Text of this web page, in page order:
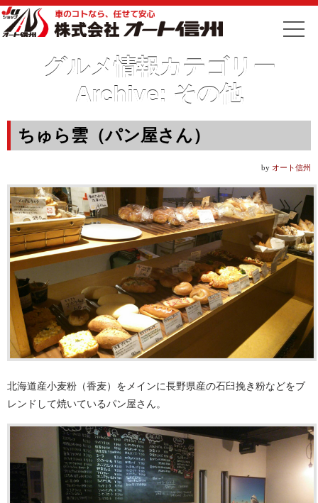
グルメ情報カテゴリー
Archive: その他
ちゅら雲（パン屋さん）
by オート信州
北海道産小麦粉（香麦）をメインに長野県産の石臼挽き粉などをブ
レンドして焼いているパン屋さん。